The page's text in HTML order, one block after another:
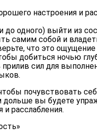
настроения и
одного) выйти из
самим собой и
что это
добиться ночью
сил для
почувствовать
вы будете
расслабления.